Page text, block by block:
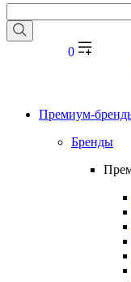
0
Премиум-
Бренды